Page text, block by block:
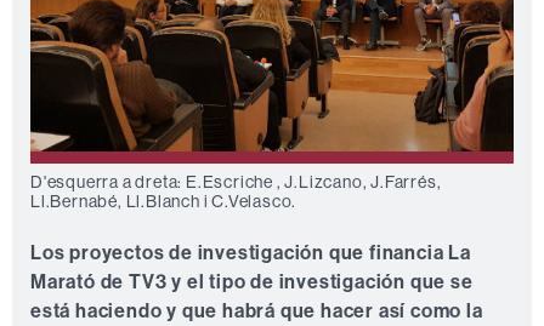
D'esquerra a dreta: E.Escriche , J.Lizcano, J.Farrés,
Ll.Bernabé, Ll.Blanch i C.Velasco.
Los proyectos de investigación que financia La
Marató de TV3 y el tipo de investigación que se
está haciendo y que habrá que hacer así como la